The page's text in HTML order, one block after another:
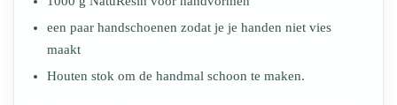
een paar handschoenen zodat je je handen niet vies
maakt
Houten stok om de handmal schoon te maken.